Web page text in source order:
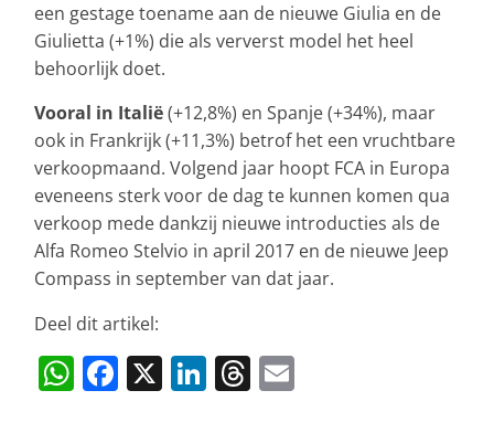
een gestage toename aan de nieuwe Giulia en de
Giulietta (+1%) die als ververst model het heel
behoorlijk doet.
Vooral in Italië(+12,8%) en Spanje (+34%), maar
ook in Frankrijk (+11,3%) betrof het een vruchtbare
verkoopmaand. Volgend jaar hoopt FCA in Europa
eveneens sterk voor de dag te kunnen komen qua
verkoop mede dankzij nieuwe introducties als de
Alfa Romeo Stelvio in april 2017 en de nieuwe Jeep
Compass in september van dat jaar.
Deel dit artikel:
W F X Li T